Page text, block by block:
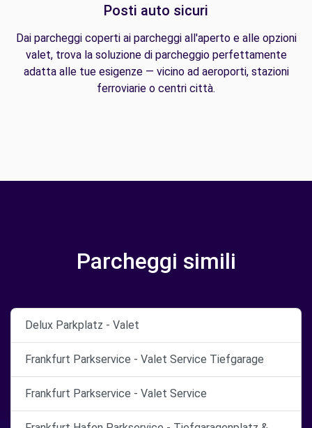
Posti auto sicuri
Dai parcheggi coperti ai parcheggi all'aperto e alle opzioni
valet, trova la soluzione di parcheggio perfettamente
adatta alle tue esigenze — vicino ad aeroporti, stazioni
ferroviarie o centri città.
Parcheggi simili
Delux Parkplatz - Valet
Frankfurt Parkservice - Valet Service Tiefgarage
Frankfurt Parkservice - Valet Service